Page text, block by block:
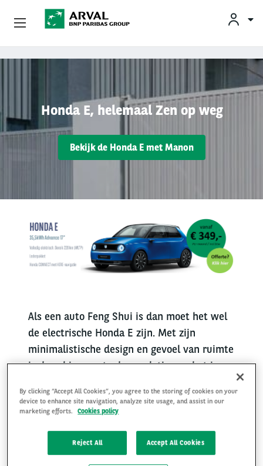
Honda E, helemaal Zen op weg
Bekijk de Honda E met Manon
Als een auto Feng Shui is dan moet het wel
de electrische Honda E zijn. Met zijn
minimalistische design en gevoel van ruimte
is deze hippe auto de revelatie van het jaar.
verleden met zijn ronde koplampen en is
geïnspireerd op het beste Japanse design.
Bijzonder is dat wij deze auto op voorraad
hebben en dus direct kunnen leveren.
Zakelijk Leasen
Mobiliteit
By clicking “Accept All Cookies”, you agree to the storing of cookies on your
device to enhance site navigation, analyze site usage, and assist in our
marketing efforts.
Cookies policy
Reject All Accept All Cookies